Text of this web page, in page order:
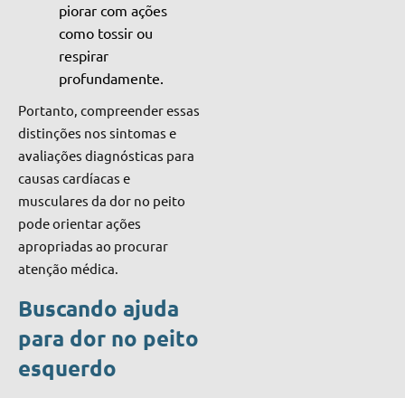
piorar com ações
como tossir ou
respirar
profundamente.
Portanto, compreender essas
distinções nos sintomas e
avaliações diagnósticas para
causas cardíacas e
musculares da dor no peito
pode orientar ações
apropriadas ao procurar
atenção médica.
Buscando ajuda
para dor no peito
esquerdo